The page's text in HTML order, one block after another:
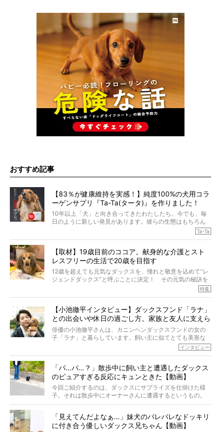
おすすめ記事
【83％が健康維持を実感！】純度100%の犬用コラ
ーゲンサプリ『Ta-Ta(タータ)』を作りました！
10年以上「犬」と向き合ってきたわたしたち。今でも、毎
日のように新しい発見があります。彼らの生態はもちろん
のこと、「食事」に関することも同じです。昔の犬は25年
代の犬の食事は“ある重要な栄養”が不足しがちになっている
というのです。
それを効率よくおぎなってくれるのが、コラーゲン！ そ
こでわたしたちは、純度100%の犬用コラーゲンサプリ
『Ta-Ta(タータ)』を作りました！
愛犬家の83％が「健康維持を実感した」と評判のTa-Ta(タ
か届きますように。
Ta-Ta
【取材】19歳目前のココア。献身的な介護とスト
レスフリーの生活で20歳を目指す
12歳を超えても元気なダックスを、憧れと敬意を込めて“レ
ジェンドダックス”と呼ぶことに決定！ その元気の秘訣を
オーナーさんに伺うのが、特集『レジェンドダックスの肖
く」というオーナーさんのポリシーのもと、甘やかさずに
育てられ、18歳になるまで定期検査すらしたことがなかっ
たというココアくん。果たしてその長生きの秘訣とは。
特集
【小池徹平インタビュー】ダックスフンド「ラナ」
との出会いや休日の過ごし方。家族と友人に支えら
れてー
俳優の小池徹平さんは、カニンヘンダックスフンドの女の
子「ラナ」と暮らしています。飼い主に似てとても美形な
ラナは、現在８才。小池さんのインスタグラムでは、ラナ
ケメンから愛されているラナは、去年の誕生日に小池さん
からプレゼントしてもらったハーネスをつけて撮影に参加
してくれました。
インタビュー
「パ…パ…？」散歩中に飼い主と遭遇したダックス
のピュアすぎる反応にキュンときた【動画】
今回ご紹介するのは、ダックスにサプライズを仕掛けた様
子。それは散歩中にオーナーさんに遭遇するというもの。
戸惑って歩きを止めたり、すぐに気付いて追いかけたり、
「見えてんだよなぁ…」妹犬のバレバレなドッキリ
に付き合う優しいダックス兄ちゃん【動画】